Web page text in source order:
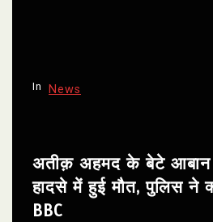
In News
अतीक़ अहमद के बेटे
हादसे में हुई मौत, पुलिस ने
BBC